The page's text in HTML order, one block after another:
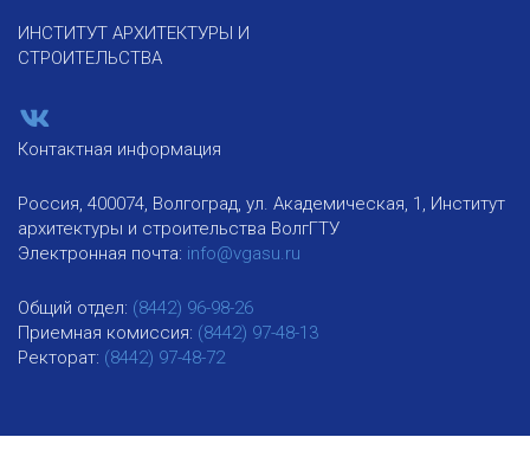
ИНСТИТУТ АРХИТЕКТУРЫ И
СТРОИТЕЛЬСТВА
Контактная информация
Россия, 400074, Волгоград, ул. Академическая, 1, Институт
архитектуры и строительства ВолгГТУ
Электронная почта: info@vgasu.ru
Общий отдел: (8442) 96-98-26
Приемная комиссия: (8442) 97-48-13
Ректорат: (8442) 97-48-72